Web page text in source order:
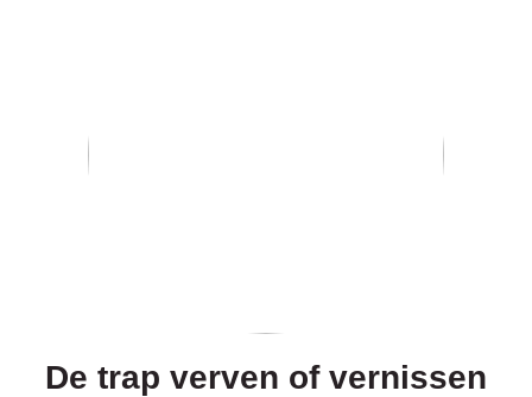
De trap verven of vernissen